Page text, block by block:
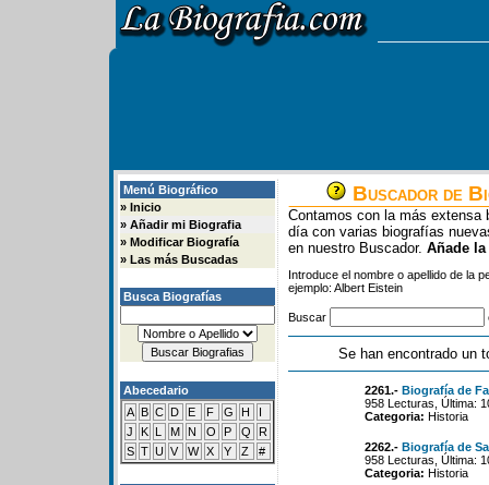
Menú Biográfico
» Inicio
» Añadir mi Biografia
» Modificar Biografía
» Las más Buscadas
Busca Biografías
Abecedario
A B C D E F G H
I
J
K L M N O P Q
R
S T U V W X Y Z #
Buscador de
Contamos con la más extensa
día con varias biografías
en nuestro Buscador. Añade
Introduce el nombre o apellido de la
ejemplo: Albert Eistein
Buscar
Se han encontrado un
2261.- Biografía de
958 Lecturas, Última:
Categoria: Historia
2262.- Biografía de
958 Lecturas, Última:
Categoria: Historia